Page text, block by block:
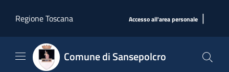
Regione Toscana
Accesso all'area personale |
Comune di Sansepolcro